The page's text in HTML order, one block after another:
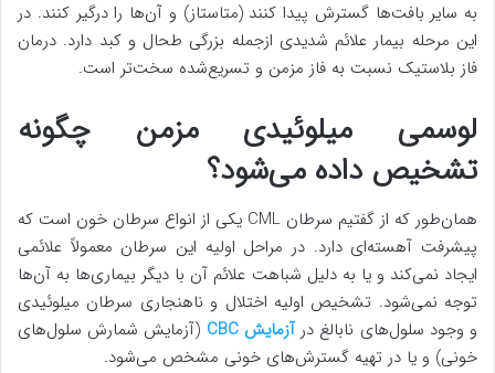
به سایر بافت‌ها گسترش پیدا کنند (متاستاز) و آن‌ها را درگیر کنند. در
این مرحله بیمار علائم شدیدی ازجمله بزرگی طحال و کبد دارد. درمان
فاز بلاستیک نسبت به فاز مزمن و تسریع‌شده سخت‌تر است.
لوسمی میلوئیدی مزمن چگونه
تشخیص داده می‌شود؟
همان‌طور که از گفتیم سرطان CML یکی از انواع سرطان خون است که
پیشرفت آهسته‌ای دارد. در مراحل اولیه این سرطان معمولاً علائمی
ایجاد نمی‌کند و یا به دلیل شباهت علائم آن با دیگر بیماری‌ها به آن‌ها
توجه نمی‌شود. تشخیص اولیه اختلال و ناهنجاری سرطان میلوئیدی
و وجود سلول‌های نابالغ درآزمایش CBC
(آزمایش شمارش سلول‌های
خونی) و یا در تهیه گسترش‌های خونی مشخص می‌شود.